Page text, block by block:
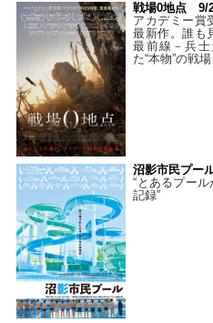
戦場0地点 9/
アカデミー賞
最新作。誰も
最前線－兵
た“本物”の戦場
沼影市民プー
“とあるプー
記録”